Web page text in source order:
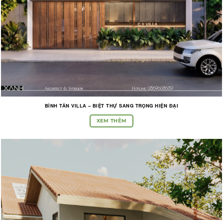
BÌNH TÂN VILLA – BIỆT THỰ SANG TRỌNG HIỆN ĐẠI
XEM THÊM